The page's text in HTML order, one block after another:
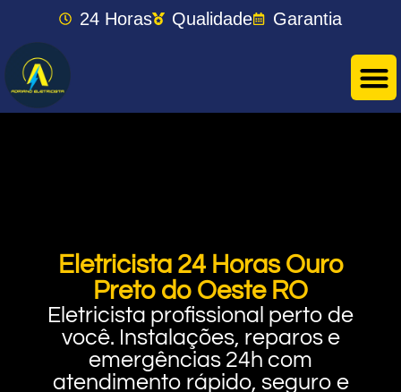
24 Horas Qualidade Garantia
Eletricista 24 Horas Ouro
Preto do Oeste RO
Eletricista profissional perto de
você. Instalações, reparos e
emergências 24h com
atendimento rápido, seguro e